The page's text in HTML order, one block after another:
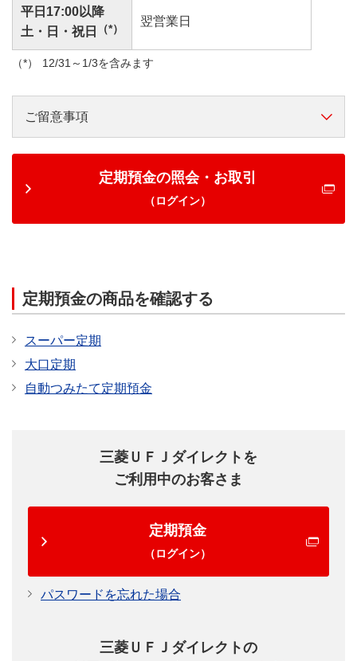
平日17:00以降
土・日・祝日
（*）
翌営業日
12/31～1/3を含みます
ご留意事項
定期預金の照会・お取引
（ログイン）
定期預金の商品を確認する
スーパー定期
大口定期
自動つみたて定期預金
三菱ＵＦＪダイレクトを
ご利用中のお客さま
定期預金
（ログイン）
パスワードを忘れた場合
三菱ＵＦＪダイレクトの